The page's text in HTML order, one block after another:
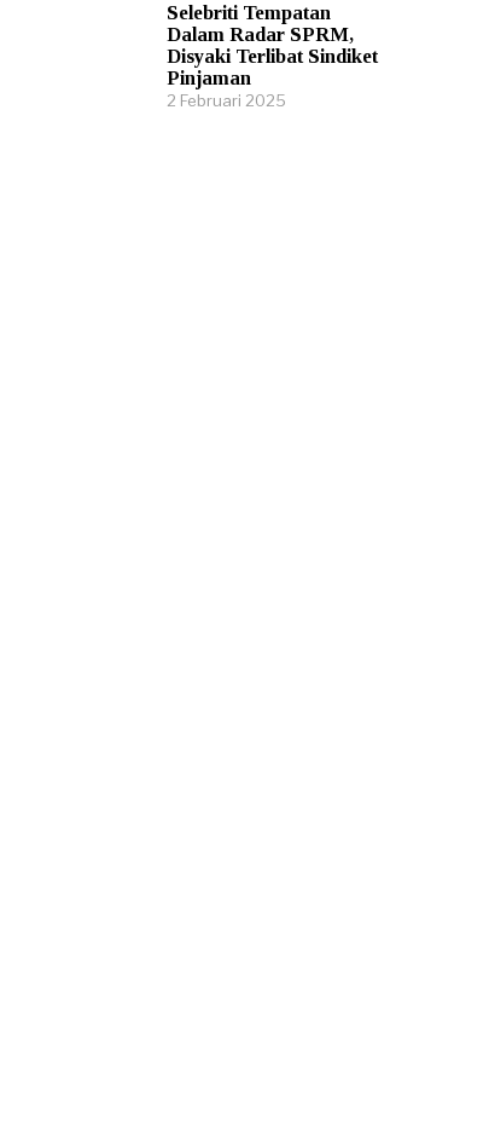
Selebriti Tempatan
Dalam Radar SPRM,
Disyaki Terlibat Sindiket
Pinjaman
2 Februari 2025